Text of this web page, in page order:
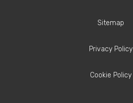
Sitemap
Privacy Policy
Cookie Policy